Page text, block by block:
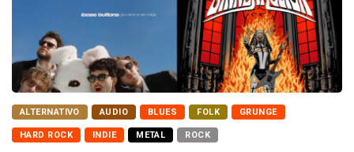
ALTERNATIVO AUDIO BLUES FOLK GRUNGE
HARD ROCK INDIE METAL ROCK